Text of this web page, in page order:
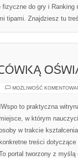
do gry i Ranking
tipami. Znajdziesz tu
MOŻLIWOŚĆ
IWspo to praktyczna
miejsce, w którym
w trakcie
konkretne treści
portal tworzony z myślą